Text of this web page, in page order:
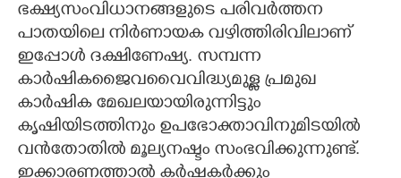
CARTOONS
LITERATURE
ZOOM
ഭക്ഷ്യസംവിധാനങ്ങളുടെ പരിവർത്തന
പാതയിലെ നിർണായക വഴിത്തിരിവിലാണ്
ഇപ്പോൾ ദക്ഷിണേഷ്യ. സമ്പന്ന
കാർഷികജൈവവൈവിദ്ധ്യമുള്ള പ്രമുഖ
കാർഷിക മേഖലയായിരുന്നിട്ടും
കൃഷിയിടത്തിനും ഉപഭോക്താവിനുമിടയിൽ
വൻതോതിൽ മൂല്യനഷ്ടം സംഭവിക്കുന്നുണ്ട്.